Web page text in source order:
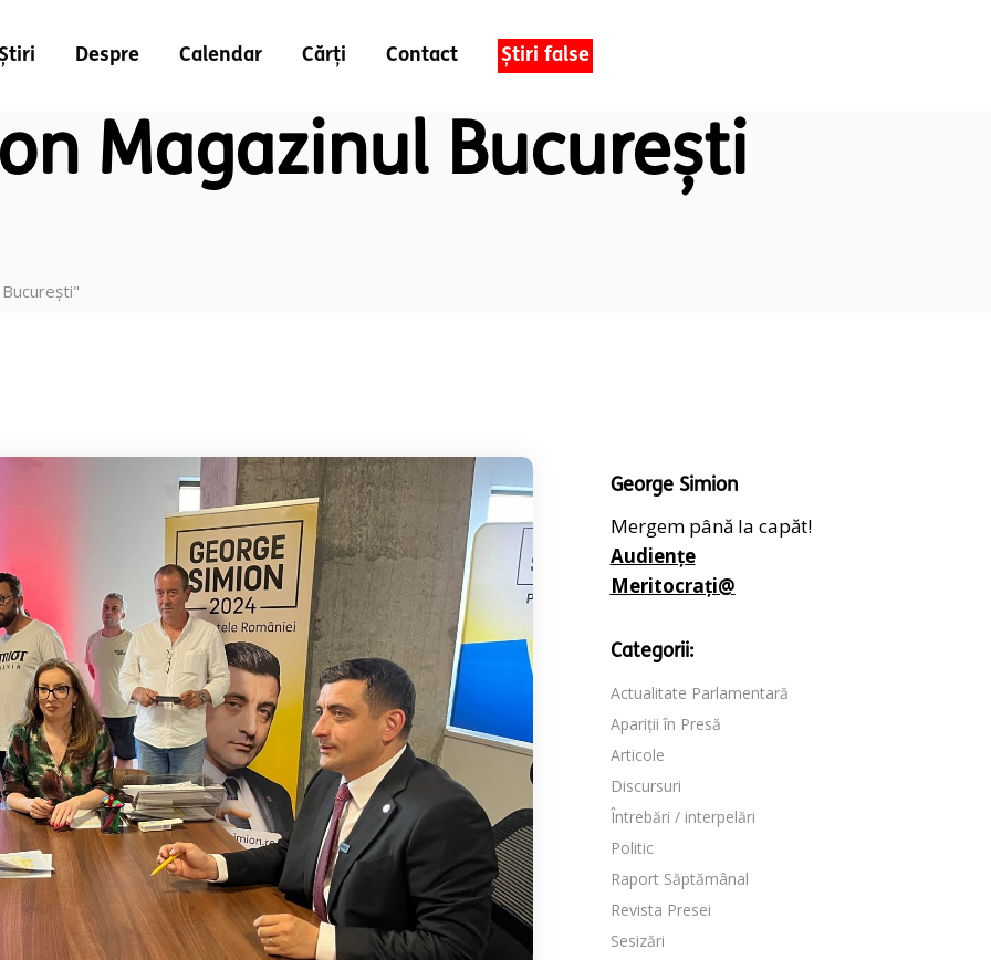
Despre Calendar Cărți Contact Știri false
Magazinul București
George Simion
Mergem până la capăt!
Audiențe
Meritocrați@
Categorii:
Actualitate Parlamentară
Apariții în Presă
Articole
Discursuri
Întrebări / interpelări
Politic
Raport Săptămânal
Revista Presei
Sesizări